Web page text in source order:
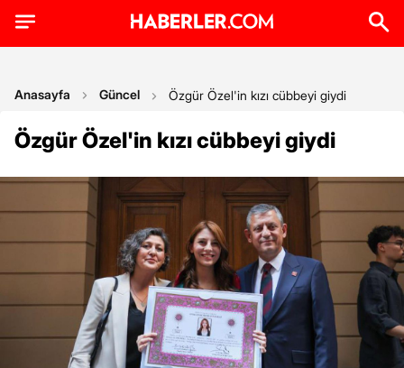
Anasayfa Güncel Özgür Özel'in kızı cübbeyi giydi
Özgür Özel'in kızı cübbeyi giydi